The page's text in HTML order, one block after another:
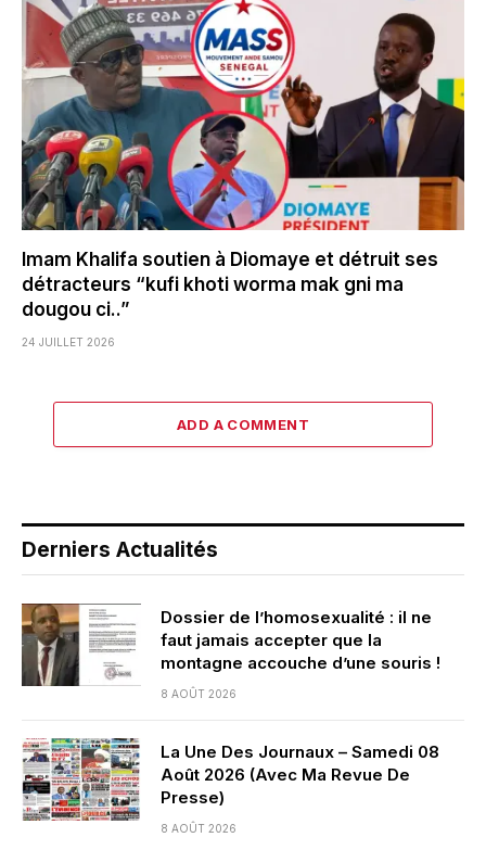
Imam Khalifa soutien à Diomaye et détruit ses
détracteurs “kufi khoti worma mak gni ma
dougou ci..”
24 JUILLET 2026
ADD A COMMENT
Derniers Actualités
Dossier de l’homosexualité : il ne
faut jamais accepter que la
montagne accouche d’une souris !
8 AOÛT 2026
La Une Des Journaux – Samedi 08
Août 2026 (Avec Ma Revue De
Presse)
8 AOÛT 2026